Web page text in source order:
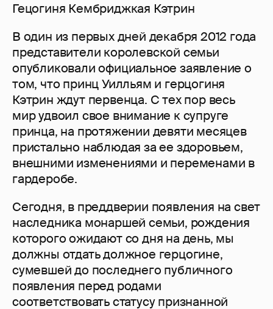
Гецогиня Кембриджкая Кэтрин
В один из первых дней декабря 2012 года
представители королевской семьи
опубликовали официальное заявление о
том, что принц Уилльям и герцогиня
Кэтрин ждут первенца. С тех пор весь
мир удвоил свое внимание к супруге
принца, на протяжении девяти месяцев
пристально наблюдая за ее здоровьем,
внешними изменениями и переменами в
гардеробе.
Сегодня, в преддверии появления на свет
наследника монаршей семьи, рождения
которого ожидают со дня на день, мы
должны отдать должное герцогине,
сумевшей до последнего публичного
появления перед родами
соответствовать статусу признанной